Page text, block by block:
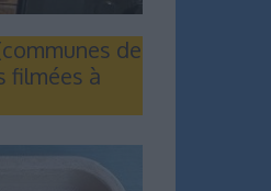
de
filmées à